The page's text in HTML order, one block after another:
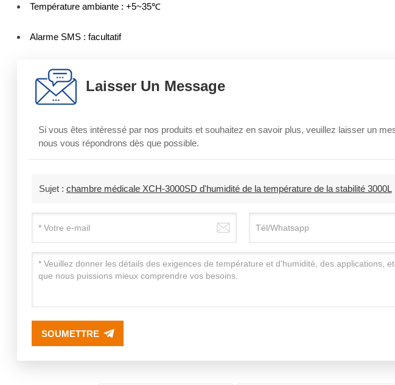
Température ambiante : +5~35℃
Alarme SMS : facultatif
Laisser Un Message
Si vous êtes intéressé par nos produits et souhaitez en savoir plus, veuillez laisser un
nous vous répondrons dès que possible.
Sujet : chambre médicale XCH-3000SD d'humidité de la température de la stabilité 3000L
SOUMETTRE